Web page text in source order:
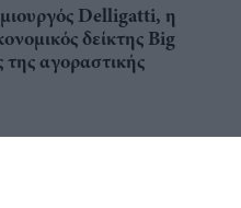
Delligatti, η
δείκτης Big
αγοραστικής